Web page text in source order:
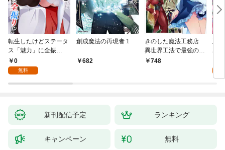
転生したけどステータ
ス「魅力」に全振
り！？(1)
0
無料
創成魔法の再現者 1
682
きのした魔法工務店
異世界工法で最強の家
づくりを（コミック）
748
兆
る
新刊配信予定 ランキング
キャンペーン 無料